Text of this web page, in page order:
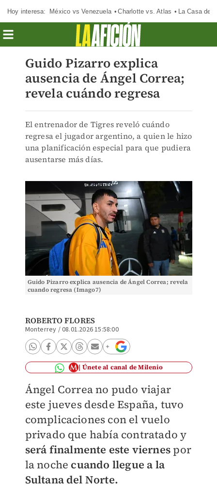
Hoy interesa: México vs Venezuela Charlotte vs. Atlas La Casa de
Guido Pizarro explica
ausencia de Ángel Correa;
revela cuándo regresa
El entrenador de Tigres reveló cuándo
regresa el jugador argentino, a quien le hizo
una planificación especial para que pudiera
ausentarse más días.
Guido Pizarro explica ausencia de Ángel Correa; revela
cuando regresa (Imago7)
ROBERTO FLORES
Monterrey /08.01.2026 15:58:00
Únete al canal de Milenio
Ángel Correa no pudo viajar
este jueves desde España, tuvo
complicaciones con el vuelo
privado que había contratado y
será finalmente este viernes por
la noche cuando llegue a la
Sultana del Norte.